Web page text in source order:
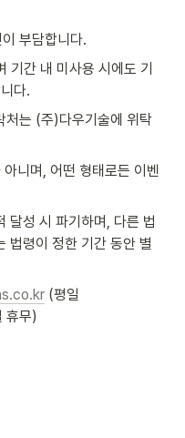
부담합니다.
기간 내 미사용 시에도 기
다.
처는 (주)다우기술에 위탁
니며, 어떤 형태로든 이벤
달성 시 파기하며, 다른 법
법령이 정한 기간 동안 별
(평일
휴무)